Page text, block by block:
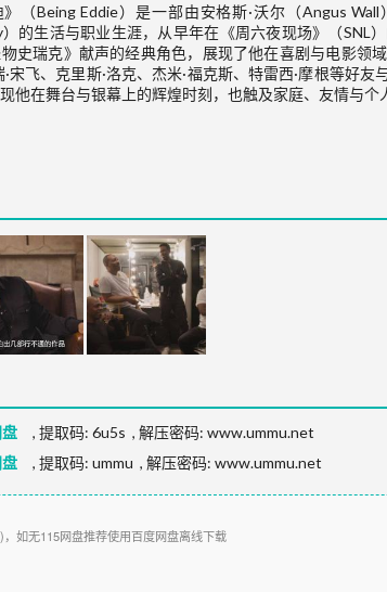
》（Being Eddie）是一部由安格斯·沃尔（Angus
）的生活与职业生涯，从早年在《周六夜现场》（
史瑞克》献声的经典角色，展现了他在喜剧与电影领
·宋飞、克里斯·洛克、杰米·福克斯、特雷西·摩根等好
他在舞台与银幕上的辉煌时刻，也触及家庭、友情与个
,提取码:6u5s , 解压密码: www.ummu.net
,提取码:ummu , 解压密码: www.ummu.net
如无115网盘推荐使用百度网盘离线下载